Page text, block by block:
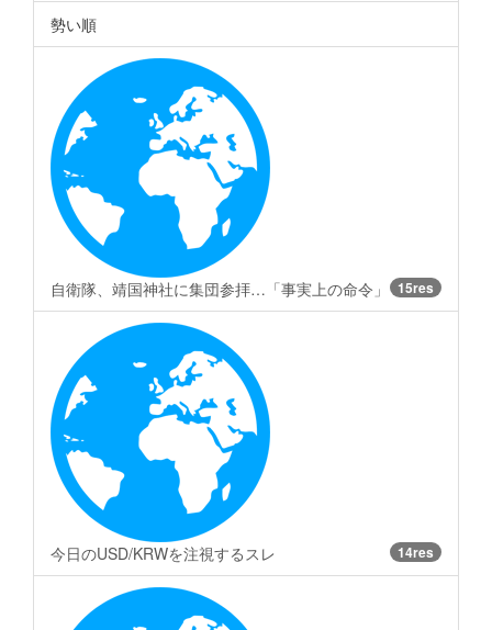
勢い順
自衛隊、靖国神社に集団参拝…「事実上の命令」 15res
今日のUSD/KRWを注視するスレ 14res